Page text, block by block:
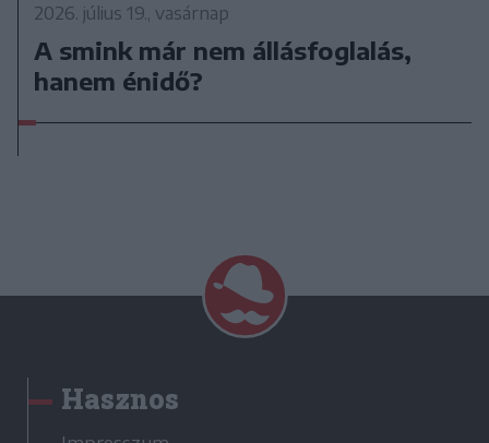
2026. július 19., vasárnap
A smink már nem állásfoglalás,
hanem énidő?
Hasznos